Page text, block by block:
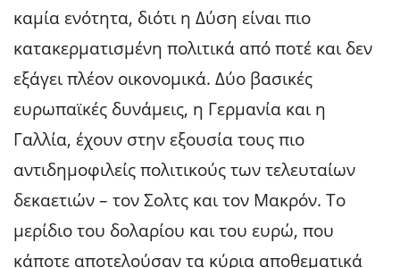
καμία ενότητα, διότι η Δύση είναι πιο
κατακερματισμένη πολιτικά από ποτέ και δεν
εξάγει πλέον οικονομικά. Δύο βασικές
ευρωπαϊκές δυνάμεις, η Γερμανία και η
Γαλλία, έχουν στην εξουσία τους πιο
αντιδημοφιλείς πολιτικούς των τελευταίων
δεκαετιών – τον Σολτς και τον Μακρόν. Το
μερίδιο του δολαρίου και του ευρώ, που
κάποτε αποτελούσαν τα κύρια αποθεματικά